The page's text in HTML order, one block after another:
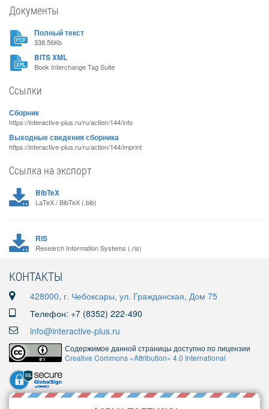
Документы
Полный текст
338.56Kb
BITS XML
Book Interchange Tag Suite
Ссылки
Сборник
https://interactive-plus.ru/ru/action/144/info
Выходные сведения сборника
https://interactive-plus.ru/ru/action/144/imprint
Ссылка на экспорт
BibTeX
LaTeX / BibTeX (.bib)
RIS
Research Information Systems (.ris)
КОНТАКТЫ
428000, г. Чебоксары, ул. Гражданская, Дом 75
Телефон: +7 (8352) 222-490
info@interactive-plus.ru
Содержимое данной страницы доступно по лицензии
Creative Commons «Attribution» 4.0 International